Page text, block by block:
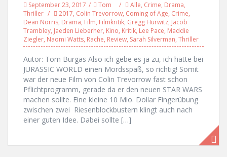
September 23, 2017 Tom Alle, Crime, Drama,
Thriller
2017, Colin Trevorrow, Coming of Age, Crime,
Dean Norris, Drama, Film, Filmkritik, Gregg Hurwitz, Jacob
Trambley, Jaeden Lieberher, Kino, Kritik, Lee Pace, Maddie
Ziegler, Naomi Watts, Rache, Review, Sarah Silverman, Thriller
Autor: Tom Burgas Also ich gebe es ja zu, ich hatte bei
JURASSIC WORLD einen Mordsspaß, so richtig! Somit
war der neue Film von Colin Trevorrow fast schon
Pflichtprogramm, gerade da er den neuen STAR WARS
machen sollte. Eine kleine 10 Mio. Dollar Fingerübung
zwischen zwei Riesenblockbustern klingt auch nach
einer guten Idee. Dabei sollte […]